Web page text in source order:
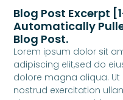
Blog Post Excerpt
Automatically
Blog Post.
Lorem ipsum dolor sit
adipiscing elit,sed do
dolore magna aliqua.
nostrud exercitation